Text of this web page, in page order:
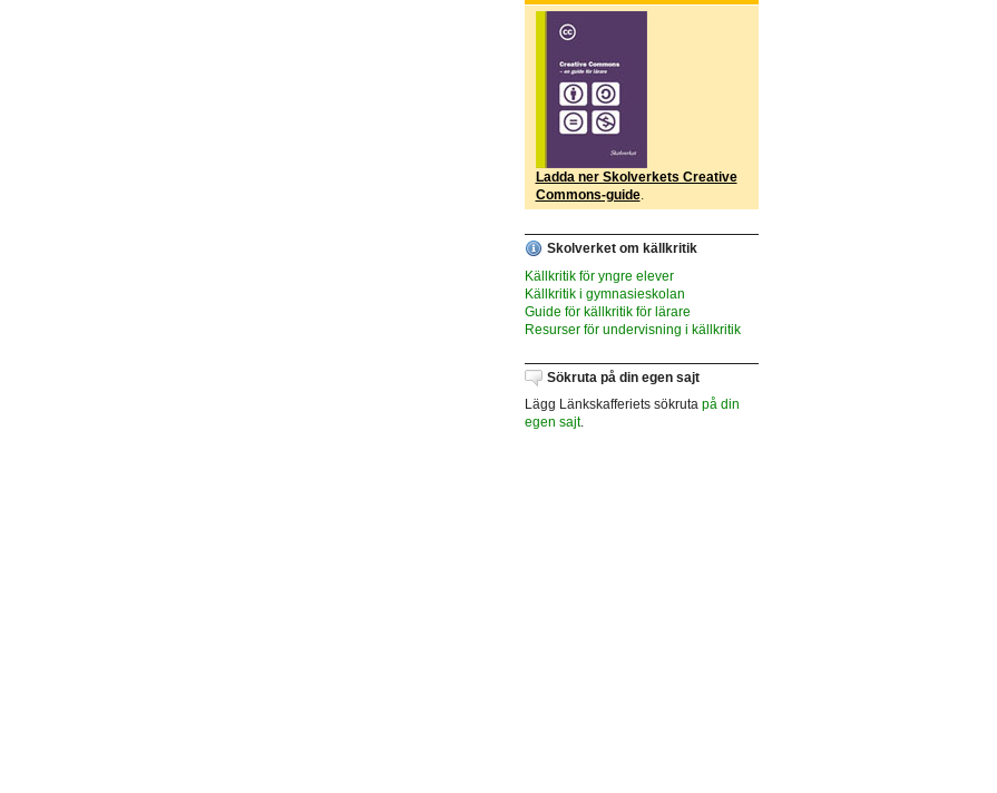
Ladda ner Skolverkets Creative
Commons-guide.
Skolverket om källkritik
Källkritik för yngre elever
Källkritik i gymnasieskolan
Guide för källkritik för lärare
Resurser för undervisning i källkritik
Sökruta på din egen sajt
Lägg Länkskafferiets sökruta på din
egen sajt.